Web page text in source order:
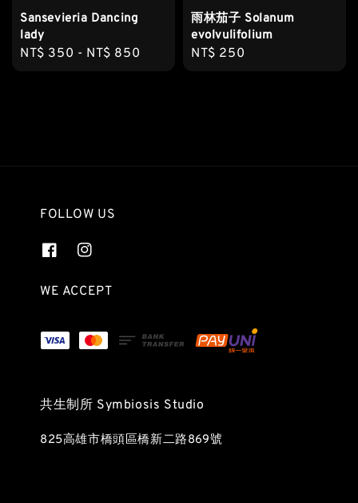
Sansevieria Dancing
lady
Regular
NT$ 350 - NT$ 850
雨林茄子 Solanum
evolvulifolium
Regular
NT$ 250
FOLLOW US
WE ACCEPT
共生制所 Symbiosis Studio
825高雄市橋頭區橋新二路869號